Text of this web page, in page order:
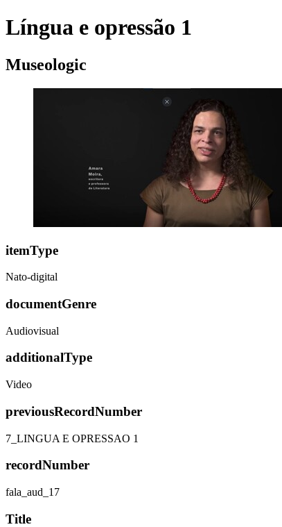
Língua e opressão 1
Museologic
itemType
Nato-digital
documentGenre
Audiovisual
additionalType
Video
previousRecordNumber
7_LINGUA E OPRESSAO 1
recordNumber
fala_aud_17
Title